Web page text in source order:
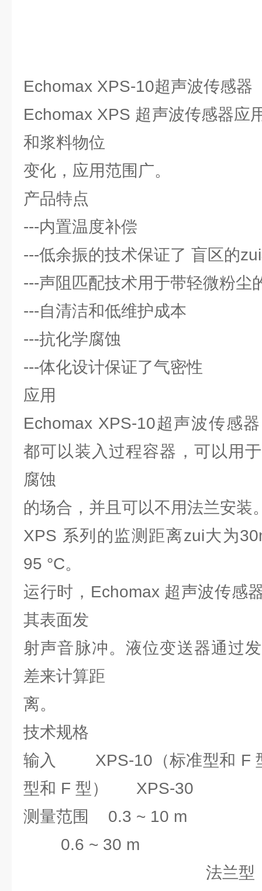
Echomax XPS-10超声波传感器
Echomax XPS 超声波传感器应
和浆料物位
变化，应用范围广。
产品特点
---内置温度补偿
---低余振的技术保证了 盲区的
---声阻匹配技术用于带轻微粉尘
---自清洁和低维护成本
---抗化学腐蚀
---体化设计保证了气密性
应用
Echomax XPS-10超声波传感
都可以装入过程容器，可以用
腐蚀
的场合，并且可以不用法兰安装
XPS 系列的监测距离zui大为
95 °C。
运行时，Echomax 超声波传感
其表面发
射声音脉冲。液位变送器通过
差来计算距
离。
技术规格
输入 XPS-10（标准型和 F
型和 F 型） XPS-30
测量范围 0.3 ~ 10 m
0.6 ~ 30 m
法兰型：0.45